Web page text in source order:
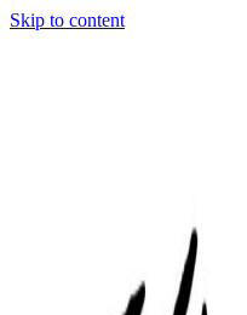
Skip to content